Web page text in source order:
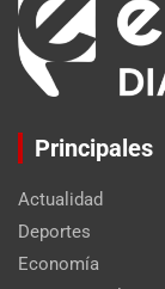
Principales
Actualidad
Deportes
Economía